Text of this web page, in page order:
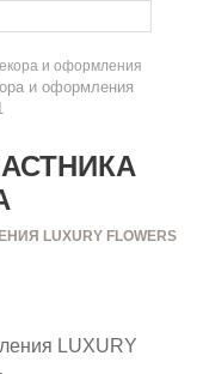
и оформления
и оформления
LUXURY FLOWERS
LUXURY